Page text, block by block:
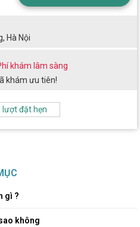
lượt đặt hẹn
Hà Nội
khám lâm sàng
khám ưu tiên!
gì ?
không